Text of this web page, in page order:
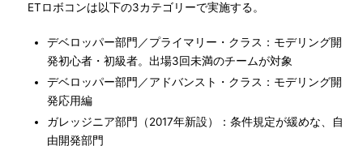
ETロボコンは以下の3カテゴリーで実施する。
デベロッパー部門／プライマリー・クラス：モデリング開
発初心者・初級者。出場3回未満のチームが対象
デベロッパー部門／アドバンスト・クラス：モデリング開
発応用編
ガレッジニア部門（2017年新設）：条件規定が緩めな、自
由開発部門